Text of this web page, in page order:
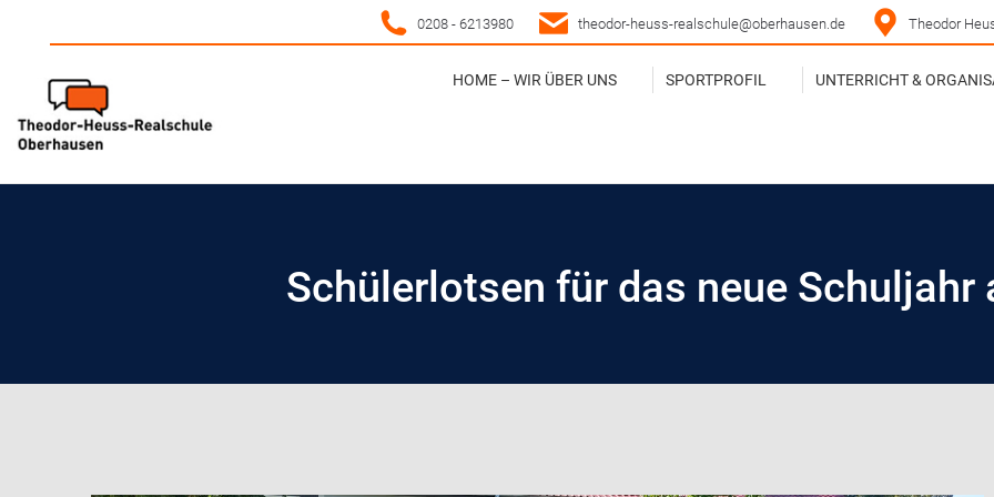
0208 - 6213980 theodor-heuss-realschule@oberhausen.de Theodor
HOME – WIR ÜBER UNS SPORTPROFIL UNTERRICHT &
Schülerlotsen für das neue Schuljahr
HOME – WIR ÜBER UNS SPORTPROFIL UNTERRICHT &